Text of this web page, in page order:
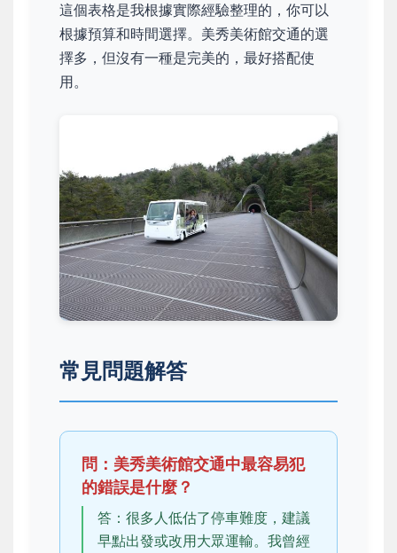
這個表格是我根據實際經驗整理的，你可以
根據預算和時間選擇。美秀美術館交通的選
擇多，但沒有一種是完美的，最好搭配使
用。
常見問題解答
問：美秀美術館交通中最容易犯
的錯誤是什麼？
答：很多人低估了停車難度，建議
早點出發或改用大眾運輸。我曾經